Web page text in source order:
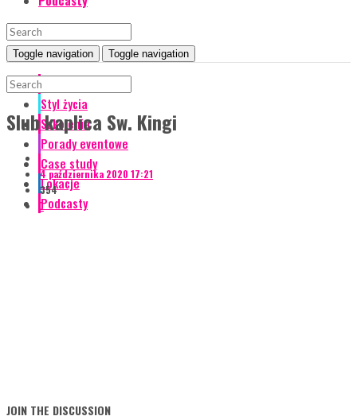
Toggle navigation Toggle navigation
Event Talks
Styl życia
Szkolenia
Porady eventowe
Case study
Lokacje
Podcasty
Slub kaplica Sw. Kingi
4 października 2020 17:21
354
0
JOIN THE DISCUSSION